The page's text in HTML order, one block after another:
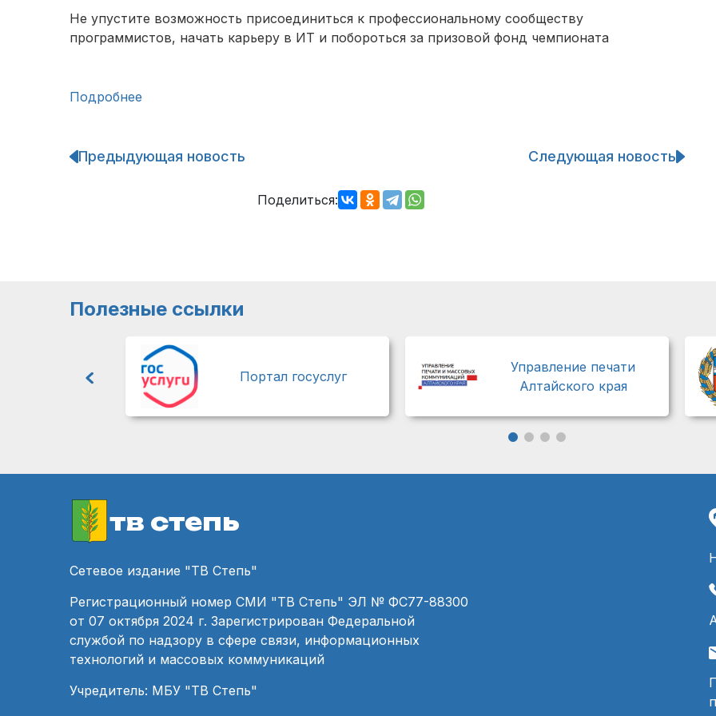
Не упустите возможность присоединиться к профессиональному сообществу
программистов, начать карьеру в ИТ и побороться за призовой фонд чемпионата
Подробнее
Навигация
Предыдующая новость Следующая новость
Поделиться:
Полезные ссылки
Портал госуслуг
Управление печати
Алтайского края
тв степь
Сетевое издание "ТВ Степь"
Регистрационный номер СМИ "ТВ Степь" ЭЛ № ФС77-88300
от 07 октября 2024 г. Зарегистрирован Федеральной
службой по надзору в сфере связи, информационных
технологий и массовых коммуникаций
Учредитель: МБУ "ТВ Степь"